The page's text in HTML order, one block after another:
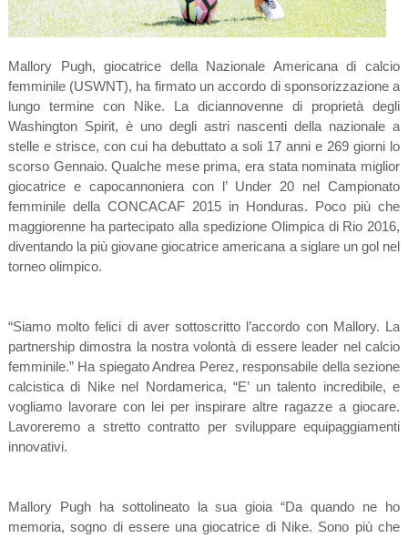
Mallory Pugh, giocatrice della Nazionale Americana di calcio
femminile (USWNT), ha firmato un accordo di sponsorizzazione a
lungo termine con Nike. La diciannovenne di proprietà degli
Washington Spirit, è uno degli astri nascenti della nazionale a
stelle e strisce, con cui ha debuttato a soli 17 anni e 269 giorni lo
scorso Gennaio. Qualche mese prima, era stata nominata miglior
giocatrice e capocannoniera con l’ Under 20 nel Campionato
femminile della CONCACAF 2015 in Honduras. Poco più che
maggiorenne ha partecipato alla spedizione Olimpica di Rio 2016,
diventando la più giovane giocatrice americana a siglare un gol nel
torneo olimpico.
“Siamo molto felici di aver sottoscritto l’accordo con Mallory. La
partnership dimostra la nostra volontà di essere leader nel calcio
femminile.” Ha spiegato Andrea Perez, responsabile della sezione
calcistica di Nike nel Nordamerica, “E’ un talento incredibile, e
vogliamo lavorare con lei per inspirare altre ragazze a giocare.
Lavoreremo a stretto contratto per sviluppare equipaggiamenti
innovativi.
Mallory Pugh ha sottolineato la sua gioia “Da quando ne ho
memoria, sogno di essere una giocatrice di Nike. Sono più che